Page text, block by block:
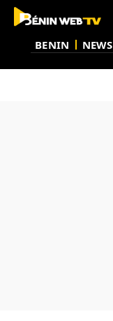
BENIN NEWS